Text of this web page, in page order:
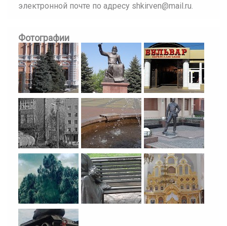
электронной почте по адресу shkirven@mail.ru.
Фотографии